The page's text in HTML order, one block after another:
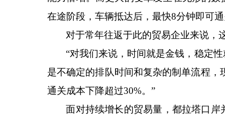
在途阶段，车辆抵达后，最快8分钟即可
对于常年往返于此的贸易企业来说，
“对我们来说，时间就是金钱，稳定
是不确定的排队时间和复杂的制单流程
通关成本下降超过30%。”
面对持续增长的贸易量，都拉塔口岸